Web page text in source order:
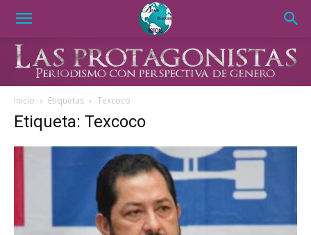
Inicio Etiquetas Texcoco
Etiqueta: Texcoco